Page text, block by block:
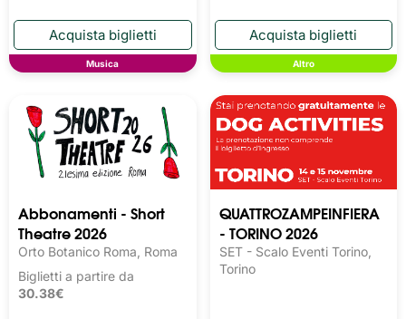
Musica Altro
Abbonamenti - Short
Theatre 2026
Orto Botanico Roma, Roma
Biglietti a partire da
30.38€
QUATTROZAMPEINFIERA
- TORINO 2026
SET - Scalo Eventi Torino,
Torino